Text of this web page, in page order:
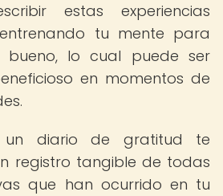
estas experiencias
tu mente para
lo cual puede ser
en momentos de
un diario de gratitud te
registro tangible de todas
que han ocurrido en tu